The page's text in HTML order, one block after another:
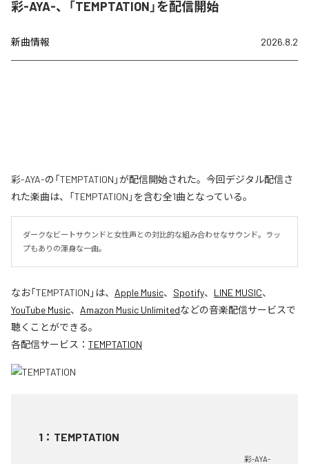
彩-AYA-、「TEMPTATION」を配信開始
新曲情報 2026.8.2
彩-AYA-の「TEMPTATION」が配信開始された。今回デジタル配信さ
れた楽曲は、「TEMPTATION」を含む全1曲となっている。
ダークなビートサウンドと女性声との対比的な組み合わせなサウンド。ラッ
プもありの渾身な一曲。
なお「TEMPTATION 」は、 Apple Music、 Spotify、 LINE MUSIC、
YouTube Music、 Amazon Music Unlimitedなどの音楽配信サービスで
聴くことができる。
各配信サービス： TEMPTATION
1 ： TEMPTATION
彩-AYA-